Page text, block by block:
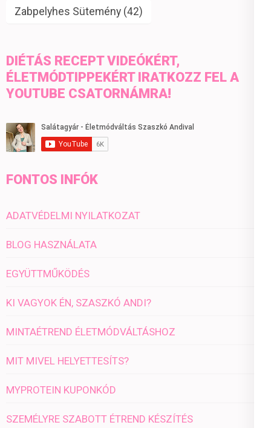
Zabpelyhes Sütemény (42)
DIÉTÁS RECEPT VIDEÓKÉRT,
ÉLETMÓDTIPPEKÉRT IRATKOZZ FEL A
YOUTUBE CSATORNÁMRA!
FONTOS INFÓK
ADATVÉDELMI NYILATKOZAT
BLOG HASZNÁLATA
EGYÜTTMŰKÖDÉS
KI VAGYOK ÉN, SZASZKÓ ANDI?
MINTAÉTREND ÉLETMÓDVÁLTÁSHOZ
MIT MIVEL HELYETTESÍTS?
MYPROTEIN KUPONKÓD
SZEMÉLYRE SZABOTT ÉTREND KÉSZÍTÉS